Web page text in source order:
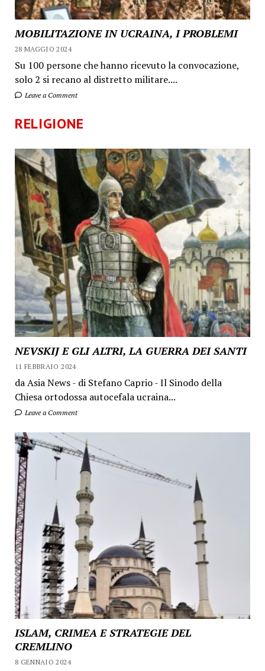
MOBILITAZIONE IN UCRAINA, I PROBLEMI
28 MAGGIO 2024
Su 100 persone che hanno ricevuto la convocazione,
solo 2 si recano al distretto militare....
Leave a Comment
RELIGIONE
NEVSKIJ E GLI ALTRI, LA GUERRA DEI SANTI
11 FEBBRAIO 2024
da Asia News - di Stefano Caprio - Il Sinodo della
Chiesa ortodossa autocefala ucraina...
Leave a Comment
ISLAM, CRIMEA E STRATEGIE DEL
CREMLINO
8 GENNAIO 2024